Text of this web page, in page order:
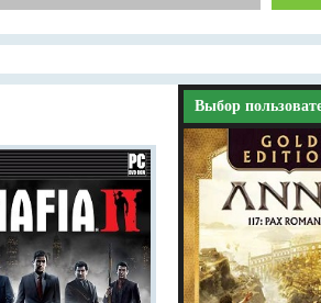
Выбор